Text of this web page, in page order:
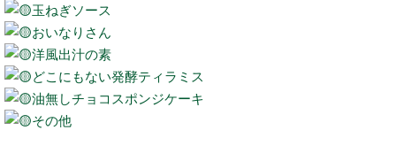
玉ねぎソース
おいなりさん
洋風出汁の素
どこにもない発酵ティラミス
油無しチョコスポンジケーキ
その他